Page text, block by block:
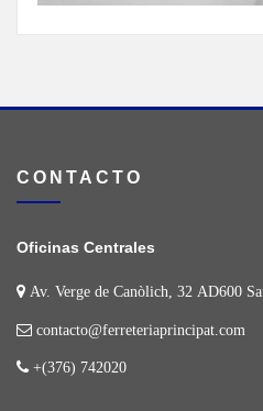
CONTACTO
Oficinas Centrales
Av. Verge de Canòlich, 32 AD600
contacto@ferreteriaprincipat.com
+(376) 742020